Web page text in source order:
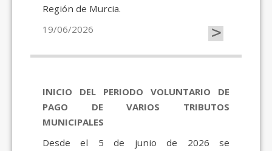
Región de Murcia.
19/06/2026
>
INICIO DEL PERIODO VOLUNTARIO DE
PAGO DE VARIOS TRIBUTOS
MUNICIPALES
Desde el 5 de junio de 2026 se